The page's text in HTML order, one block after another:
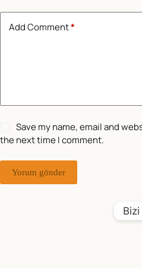
Add Comment*
Save my name, email and
the next time I comment.
Yorum gönder